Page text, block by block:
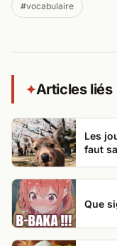
#vocabulaire
✦Articles liés
Les
faut
Que